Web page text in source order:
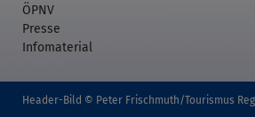
ÖPNV
Presse
Infomaterial
Header-Bild © Peter Frischmuth/Tourismus